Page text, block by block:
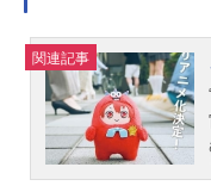
関連記事